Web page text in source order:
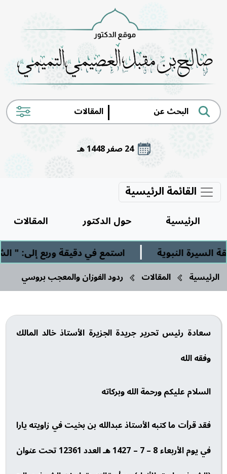
|
24 صفر 1448 هـ
القائمة الرئيسية
الرئيسية حول الدكتور
المقالات
النبوية
| استمع في دقيقة وربع إلى: " الشرك
الرئيسية المقالات ردود الفوزان والمعجب بروسي
سعادة رئيس تحرير جريدة الجزيرة الأستاذ خالد المالك
وفقه الله
السلام عليكم ورحمة الله وبركاته
فقد قرأت ما كتبه الأستاذ عبدالله بن بخيت في زاويته يارا
في يوم الأربعاء 8 – 7 – 1427 هـ العدد 12361 تحت عنوان